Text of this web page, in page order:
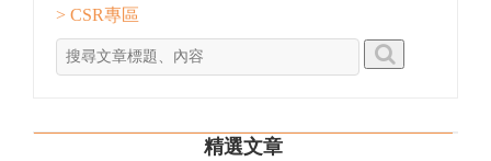
> CSR專區
精選文章